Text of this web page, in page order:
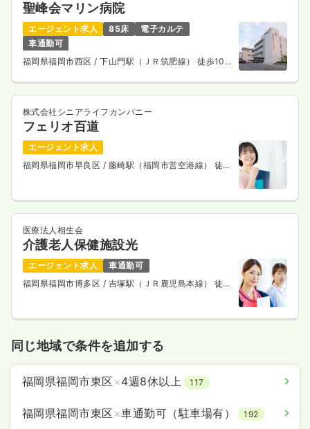
聖峰会マリン病院
エージェント求人 85床
電子カルテ
車通勤可
福岡県福岡市西区 / 下山門駅（ＪＲ筑肥線） 徒歩10
株式会社シニアライフカンパニー
フェリオ百道
エージェント求人
福岡県福岡市早良区 / 藤崎駅（福岡市営空港線） 徒歩
医療法人相生会
介護老人保健施設光
エージェント求人
車通勤可
福岡県福岡市博多区 / 吉塚駅（ＪＲ鹿児島本線） 徒歩
同じ地域で条件を追加する
福岡県福岡市東区 ×4週8休以上 117
福岡県福岡市東区 ×車通勤可（駐車場有） 192